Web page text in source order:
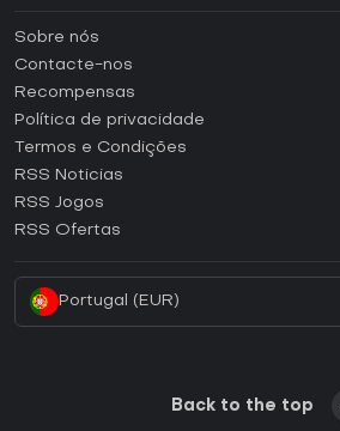
Como ativar uma CD Key Steam?
Como ativar uma CD Key Epic Games?
Como ativar uma CD Key GOG?
Como ativar uma CD Key Ubisoft
Sobre nós
Contacte-nos
Recompensas
Política de privacidade
Termos e Condições
RSS Noticias
RSS Jogos
RSS Ofertas
Portugal (EUR)
Back to the top